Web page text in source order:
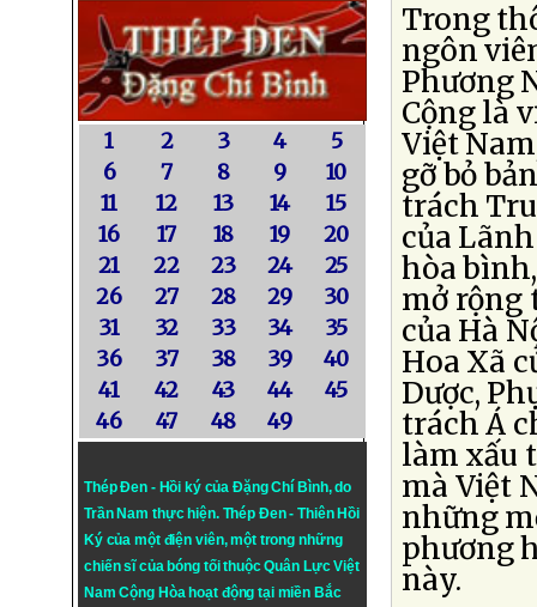
1 2 3 4
5
6
7 8 9
10
11
12 13 14
15
16
17 18 19
20
21
22 23 24
25
26
27 28 29
30
31
32 33 34
35
36
37 38 39
40
41
42 43 44
45
46
47 48 49
Thép Đen - Hồi ký của Đặng Chí Bình, do
Trần Nam thực hiện. Thép Đen- Thiên Hồi
Ký của một điện viên, một trong những
chiến sĩ của bóng tối thuộc Quân Lực Việt
Nam Cộng Hòa hoạt động tại miền Bắc
Trong
ngôn
Phương
Cộng là
Việt
gỡ bỏ
trách
của
hòa
mở rộng
của Hà
Hoa Xã
Dược,
trách Á
làm xấu
mà Việt
những
phương
này.